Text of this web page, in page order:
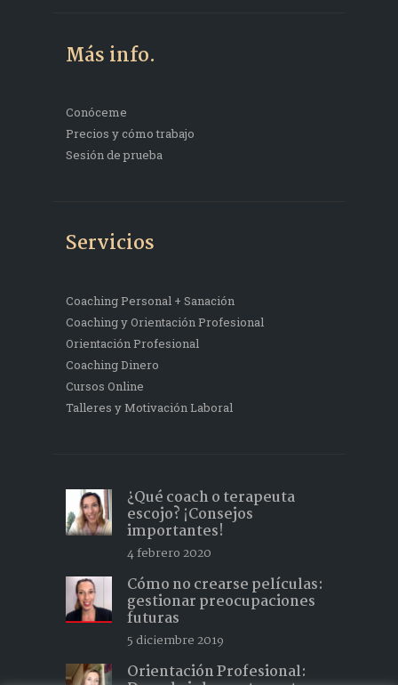
Más info.
Conóceme
Precios y cómo trabajo
Sesión de prueba
Servicios
Coaching Personal + Sanación
Coaching y Orientación Profesional
Orientación Profesional
Coaching Dinero
Cursos Online
Talleres y Motivación Laboral
¿Qué coach o terapeuta
escojo? ¡Consejos
importantes!
4 febrero 2020
Cómo no crearse películas:
gestionar preocupaciones
futuras
5 diciembre 2019
Orientación Profesional: